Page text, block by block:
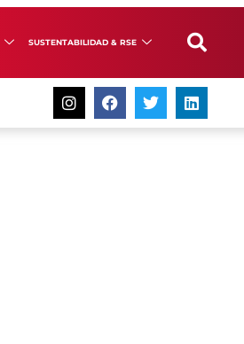
SUSTENTABILIDAD & RSE